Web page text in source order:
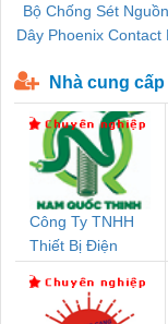
Bộ Chống Sét
Dây Phoenix Contact
Nhà cung
Công Ty TNHH
Thiết Bị Điện